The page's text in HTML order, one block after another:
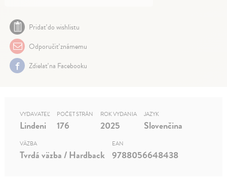
Pridať do wishlistu
Odporučiť známemu
Zdielať na Facebooku
VYDAVATEĽ
Lindeni
POČET STRÁN
176
ROK VYDANIA
2025
JAZYK
Slovenčina
VÄZBA
Tvrdá väzba / Hardback
EAN
9788056648438